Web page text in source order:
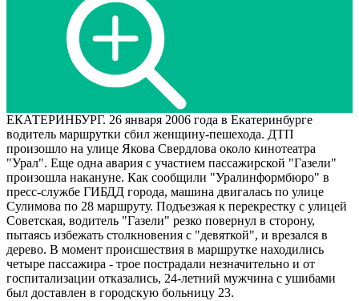
ЕКАТЕРИНБУРГ. 26 января 2006 года в Екатеринбурге
водитель маршрутки сбил женщину-пешехода. ДТП
произошло на улице Якова Свердлова около кинотеатра
"Урал". Еще одна авария с участием пассажирской "Газели"
произошла накануне. Как сообщили "Уралинформбюро" в
пресс-службе ГИБДД города, машина двигалась по улице
Сулимова по 28 маршруту. Подъезжая к перекрестку с улицей
Советская, водитель "Газели" резко повернул в сторону,
пытаясь избежать столкновения с "девяткой", и врезался в
дерево. В момент происшествия в маршрутке находились
четыре пассажира - трое пострадали незначительно и от
госпитализации отказались, 24-летний мужчина с ушибами
был доставлен в городскую больницу 23.